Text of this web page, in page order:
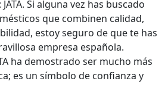
Si alguna vez has buscado
que combinen calidad,
estoy seguro de que te has
empresa española.
ha demostrado ser mucho más
es un símbolo de confianza y